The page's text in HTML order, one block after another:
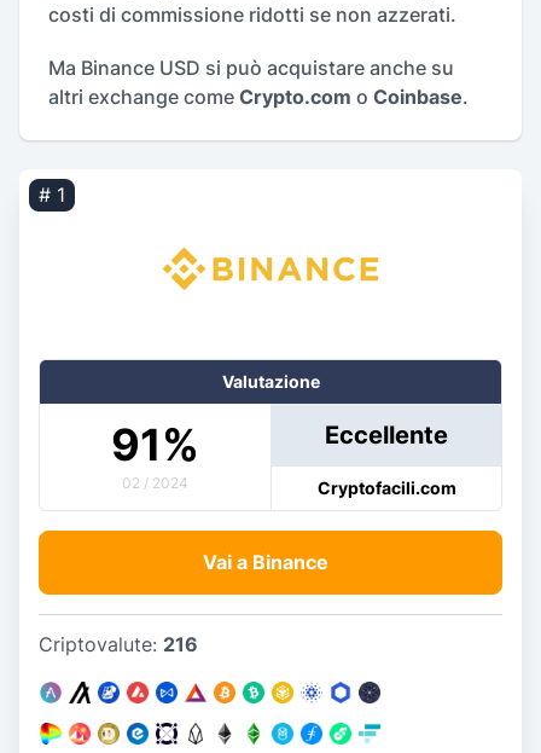
costi di commissione ridotti se non azzerati.
Ma Binance USD si può acquistare anche su
altri exchange come Crypto.com o Coinbase.
# 1
Valutazione
91%
02 / 2024
Eccellente
Cryptofacili.com
Vai a Binance
Criptovalute: 216